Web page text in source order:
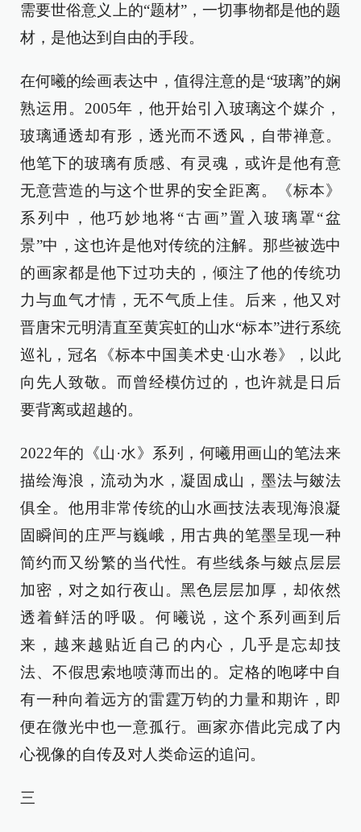
需要世俗意义上的“题材”，一切事物都是他的题
材，是他达到自由的手段。
在何曦的绘画表达中，值得注意的是“玻璃”的娴
熟运用。2005年，他开始引入玻璃这个媒介，
玻璃通透却有形，透光而不透风，自带禅意。
他笔下的玻璃有质感、有灵魂，或许是他有意
无意营造的与这个世界的安全距离。《标本》
系列中，他巧妙地将“古画”置入玻璃罩“盆
景”中，这也许是他对传统的注解。那些被选中
的画家都是他下过功夫的，倾注了他的传统功
力与血气才情，无不气质上佳。后来，他又对
晋唐宋元明清直至黄宾虹的山水“标本”进行系统
巡礼，冠名《标本中国美术史·山水卷》，以此
向先人致敬。而曾经模仿过的，也许就是日后
要背离或超越的。
2022年的《山·水》系列，何曦用画山的笔法来
描绘海浪，流动为水，凝固成山，墨法与皴法
俱全。他用非常传统的山水画技法表现海浪凝
固瞬间的庄严与巍峨，用古典的笔墨呈现一种
简约而又纷繁的当代性。有些线条与皴点层层
加密，对之如行夜山。黑色层层加厚，却依然
透着鲜活的呼吸。何曦说，这个系列画到后
来，越来越贴近自己的内心，几乎是忘却技
法、不假思索地喷薄而出的。定格的咆哮中自
有一种向着远方的雷霆万钧的力量和期许，即
便在微光中也一意孤行。画家亦借此完成了内
心视像的自传及对人类命运的追问。
三